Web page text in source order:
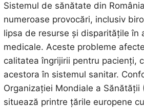
Sistemul de sănătate din
numeroase provocări, inclusiv
lipsa de resurse și disparitățile în
medicale. Aceste probleme
calitatea îngrijirii pentru pacienți,
acestora în sistemul sanitar.
Organizației Mondiale a Sănătății
situează printre țările europene